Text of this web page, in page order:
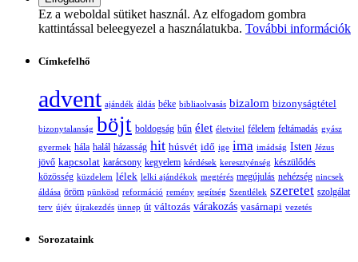
Ez a weboldal sütiket használ. Az elfogadom gombra
kattintással beleegyezel a használatukba. További információk
Címkefelhő
advent ajándék áldás béke bibliaolvasás bizalom bizonyságtétel
bizonytalanság böjt boldogság bűn élet életvitel félelem feltámadás gyász
gyermek hála halál házasság hit húsvét idő ige ima imádság Isten Jézus
jövő kapcsolat karácsony kegyelem kérdések keresztyénség készülődés
közösség küzdelem lélek lelki ajándékok megtérés megújulás nehézség nincsek
áldása öröm pünkösd reformáció remény segítség Szentlélek szeretet szolgálat
terv újév újrakezdés ünnep út változás várakozás vasárnapi vezetés
Sorozataink